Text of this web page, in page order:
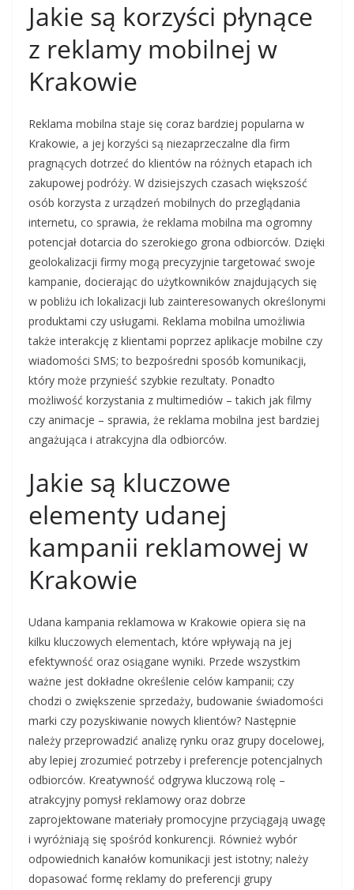
Jakie są korzyści płynące
z reklamy mobilnej w
Krakowie
Reklama mobilna staje się coraz bardziej popularna w
Krakowie, a jej korzyści są niezaprzeczalne dla firm
pragnących dotrzeć do klientów na różnych etapach ich
zakupowej podróży. W dzisiejszych czasach większość
osób korzysta z urządzeń mobilnych do przeglądania
internetu, co sprawia, że reklama mobilna ma ogromny
potencjał dotarcia do szerokiego grona odbiorców. Dzięki
geolokalizacji firmy mogą precyzyjnie targetować swoje
kampanie, docierając do użytkowników znajdujących się
w pobliżu ich lokalizacji lub zainteresowanych określonymi
produktami czy usługami. Reklama mobilna umożliwia
także interakcję z klientami poprzez aplikacje mobilne czy
wiadomości SMS; to bezpośredni sposób komunikacji,
który może przynieść szybkie rezultaty. Ponadto
możliwość korzystania z multimediów – takich jak filmy
czy animacje – sprawia, że reklama mobilna jest bardziej
angażująca i atrakcyjna dla odbiorców.
Jakie są kluczowe
elementy udanej
kampanii reklamowej w
Krakowie
Udana kampania reklamowa w Krakowie opiera się na
kilku kluczowych elementach, które wpływają na jej
efektywność oraz osiągane wyniki. Przede wszystkim
ważne jest dokładne określenie celów kampanii; czy
chodzi o zwiększenie sprzedaży, budowanie świadomości
marki czy pozyskiwanie nowych klientów? Następnie
należy przeprowadzić analizę rynku oraz grupy docelowej,
aby lepiej zrozumieć potrzeby i preferencje potencjalnych
odbiorców. Kreatywność odgrywa kluczową rolę –
atrakcyjny pomysł reklamowy oraz dobrze
zaprojektowane materiały promocyjne przyciągają uwagę
i wyróżniają się spośród konkurencji. Również wybór
odpowiednich kanałów komunikacji jest istotny; należy
dopasować formę reklamy do preferencji grupy